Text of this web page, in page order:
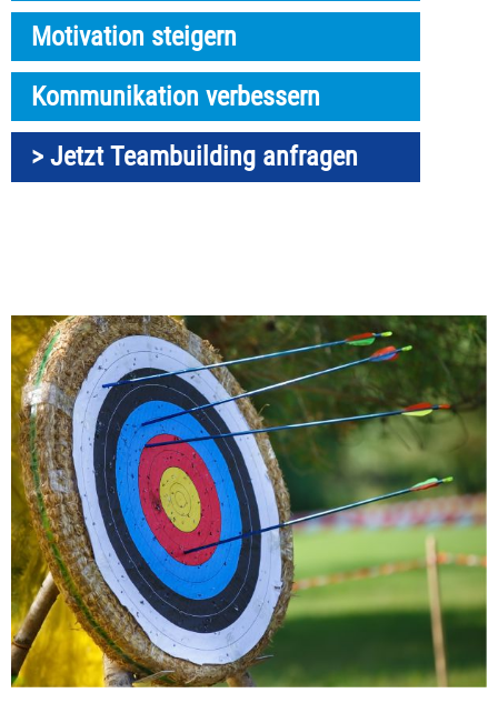
Motivation steigern
Kommunikation verbessern
> Jetzt Teambuilding anfragen